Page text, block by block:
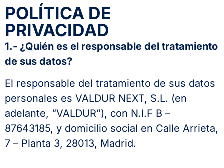
POLÍTICA DE
PRIVACIDAD
1.- ¿Quién es el responsable del tratamiento
de sus datos?
El responsable del tratamiento de sus datos
personales es VALDUR NEXT, S.L. (en
adelante, “VALDUR”), con N.I.F B –
87643185, y domicilio social en Calle Arrieta,
7 – Planta 3, 28013, Madrid.